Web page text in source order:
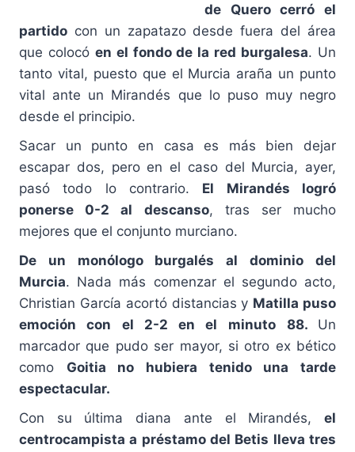
de Quero cerró el
partido con un zapatazo desde fuera del área
que colocó en el fondo de la red burgalesa. Un
tanto vital, puesto que el Murcia araña un punto
vital ante un Mirandés que lo puso muy negro
desde el principio.
Sacar un punto en casa es más bien dejar
escapar dos, pero en el caso del Murcia, ayer,
pasó todo lo contrario. El Mirandés logró
ponerse 0-2 al descanso, tras ser mucho
mejores que el conjunto murciano.
De un monólogo burgalés al dominio del
Murcia. Nada más comenzar el segundo acto,
Christian García acortó distancias y Matilla puso
emoción con el 2-2 en el minuto
88. Un
marcador que pudo ser mayor, si otro ex bético
como Goitia no hubiera tenido una tarde
espectacular.
Con su última diana ante el Mirandés, el
centrocampista a préstamo del Betis lleva tres